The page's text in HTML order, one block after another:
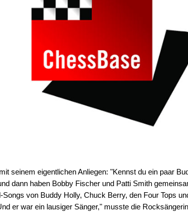
seinem eigentlichen Anliegen: "Kennst du ein paar
dann haben Bobby Fischer und Patti Smith
von Buddy Holly, Chuck Berry, den Four Tops
er war ein lausiger Sänger," musste die